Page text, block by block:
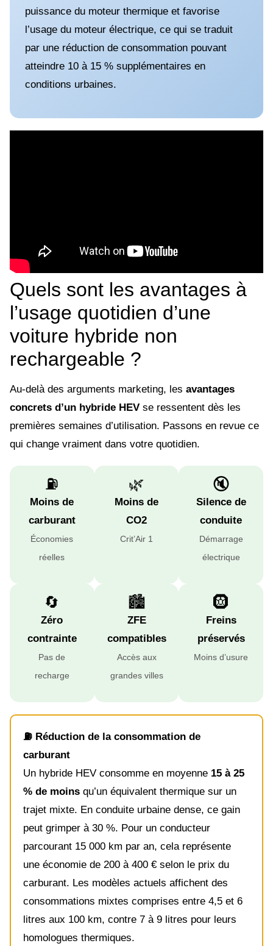
puissance du moteur thermique et favorise
l’usage du moteur électrique, ce qui se traduit
par une réduction de consommation pouvant
atteindre 10 à 15 % supplémentaires en
conditions urbaines.
Quels sont les avantages à
l’usage quotidien d’une
voiture hybride non
rechargeable ?
Au-delà des arguments marketing, les avantages
concrets d’un hybride HEV se ressentent dès les
premières semaines d’utilisation. Passons en revue ce
qui change vraiment dans votre quotidien.
⛽
Moins de
carburant
Économies
réelles
🌿
Moins de
CO2
Crit’Air 1
🔇
Silence de
conduite
Démarrage
électrique
🔄
Zéro
contrainte
Pas de
recharge
🏙️
ZFE
compatibles
Accès aux
grandes villes
🛞
Freins
préservés
Moins d’usure
⛽ Réduction de la consommation de
carburant
Un hybride HEV consomme en moyenne 15 à 25
% de moins qu’un équivalent thermique sur un
trajet mixte. En conduite urbaine dense, ce gain
peut grimper à 30 %. Pour un conducteur
parcourant 15 000 km par an, cela représente
une économie de 200 à 400 € selon le prix du
carburant. Les modèles actuels affichent des
consommations mixtes comprises entre 4,5 et 6
litres aux 100 km, contre 7 à 9 litres pour leurs
homologues thermiques.